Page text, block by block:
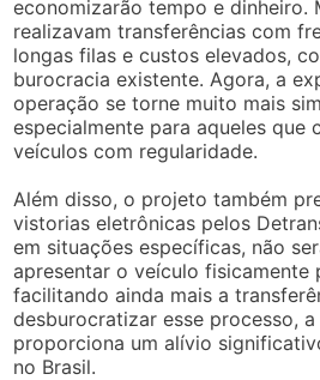
economizarão tempo e dinheiro.
realizavam transferências com
longas filas e custos elevados,
burocracia existente. Agora, a
operação se torne muito mais
especialmente para aqueles que
veículos com regularidade.
Além disso, o projeto também
vistorias eletrônicas pelos
em situações específicas, não
apresentar o veículo fisicamente
facilitando ainda mais a
desburocratizar esse processo,
proporciona um alívio
no Brasil.